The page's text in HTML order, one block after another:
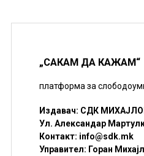
„САКАМ ДА КАЖАМ“
платформа за
Издавач: СДК
Ул. Александар
Контакт: info@sdk.mk
Управител: Горан